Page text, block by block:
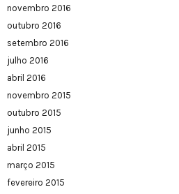
novembro 2016
outubro 2016
setembro 2016
julho 2016
abril 2016
novembro 2015
outubro 2015
junho 2015
abril 2015
março 2015
fevereiro 2015